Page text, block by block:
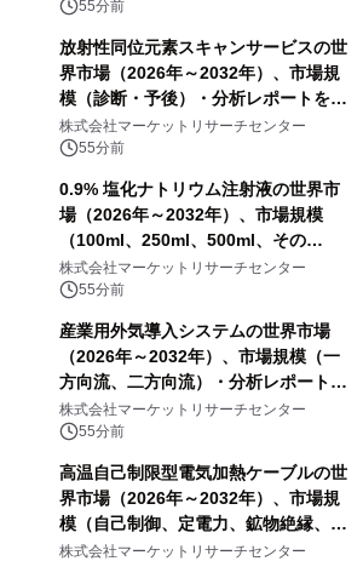
55分前
放射性同位元素スキャンサービスの世
界市場（2026年～2032年）、市場規
模（診断・予後）・分析レポートを発
表
株式会社マーケットリサーチセンター
55分前
0.9% 塩化ナトリウム注射液の世界市
場（2026年～2032年）、市場規模
（100ml、250ml、500ml、その
他）・分析レポートを発表
株式会社マーケットリサーチセンター
55分前
産業用外気導入システムの世界市場
（2026年～2032年）、市場規模（一
方向流、二方向流）・分析レポートを
発表
株式会社マーケットリサーチセンター
55分前
高温自己制限型電気加熱ケーブルの世
界市場（2026年～2032年）、市場規
模（自己制御、定電力、鉱物絶縁、表
皮効果）・分析レポートを発表
株式会社マーケットリサーチセンター